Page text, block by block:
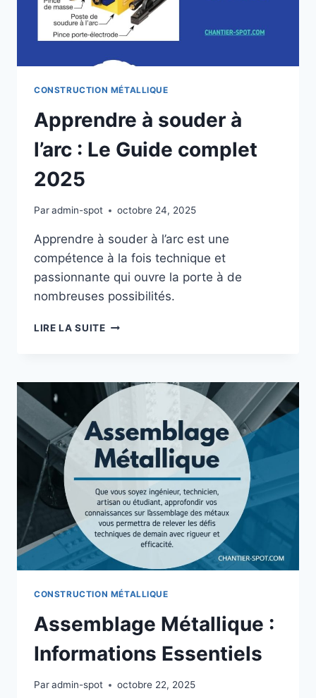
CONSTRUCTION MÉTALLIQUE
Apprendre à souder à
l’arc : Le Guide complet
2025
Paradmin-spot octobre 24, 2025
Apprendre à souder à l’arc est une
compétence à la fois technique et
passionnante qui ouvre la porte à de
nombreuses possibilités.
LIRE LA SUITEAPPRENDRE
L’ARC
:
GUIDE
COMPLET
2025
CONSTRUCTION MÉTALLIQUE
Assemblage Métallique :
Informations Essentiels
Paradmin-spot octobre 22, 2025